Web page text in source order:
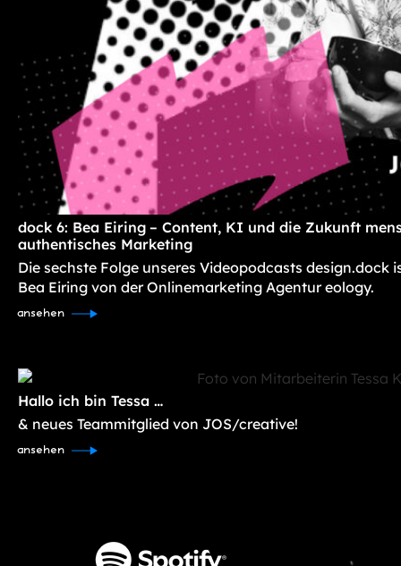
dock 6: Bea Eiring – Content, KI und die Zukunft
authentisches Marketing
Die sechste Folge unseres Videopodcasts design.dock
Bea Eiring von der Onlinemarketing Agentur eology.
ansehen
Hallo ich bin Tessa …
& neues Teammitglied von JOS/creative!
ansehen